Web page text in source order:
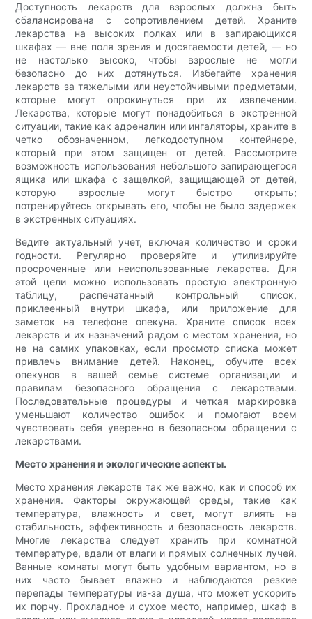
Доступность лекарств для взрослых должна быть
сбалансирована с сопротивлением детей. Храните
лекарства на высоких полках или в запирающихся
шкафах — вне поля зрения и досягаемости детей, — но
не настолько высоко, чтобы взрослые не могли
безопасно до них дотянуться. Избегайте хранения
лекарств за тяжелыми или неустойчивыми предметами,
которые могут опрокинуться при их извлечении.
Лекарства, которые могут понадобиться в экстренной
ситуации, такие как адреналин или ингаляторы, храните в
четко обозначенном, легкодоступном контейнере,
который при этом защищен от детей. Рассмотрите
возможность использования небольшого запирающегося
ящика или шкафа с защелкой, защищающей от детей,
которую взрослые могут быстро открыть;
потренируйтесь открывать его, чтобы не было задержек
в экстренных ситуациях.
Ведите актуальный учет, включая количество и сроки
годности. Регулярно проверяйте и утилизируйте
просроченные или неиспользованные лекарства. Для
этой цели можно использовать простую электронную
таблицу, распечатанный контрольный список,
приклеенный внутри шкафа, или приложение для
заметок на телефоне опекуна. Храните список всех
лекарств и их назначений рядом с местом хранения, но
не на самих упаковках, если просмотр списка может
привлечь внимание детей. Наконец, обучите всех
опекунов в вашей семье системе организации и
правилам безопасного обращения с лекарствами.
Последовательные процедуры и четкая маркировка
уменьшают количество ошибок и помогают всем
чувствовать себя уверенно в безопасном обращении с
лекарствами.
Место хранения и экологические аспекты.
Место хранения лекарств так же важно, как и способ их
хранения. Факторы окружающей среды, такие как
температура, влажность и свет, могут влиять на
стабильность, эффективность и безопасность лекарств.
Многие лекарства следует хранить при комнатной
температуре, вдали от влаги и прямых солнечных лучей.
Ванные комнаты могут быть удобным вариантом, но в
них часто бывает влажно и наблюдаются резкие
перепады температуры из-за душа, что может ускорить
их порчу. Прохладное и сухое место, например, шкаф в